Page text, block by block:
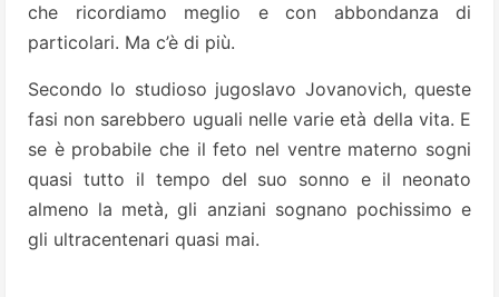
che ricordiamo meglio e con abbondanza di
particolari. Ma c’è di più.
Secondo lo studioso jugoslavo Jovanovich, queste
fasi non sarebbero uguali nelle varie età della vita. E
se è probabile che il feto nel ventre materno sogni
quasi tutto il tempo del suo sonno e il neonato
almeno la metà, gli anziani sognano pochissimo e
gli ultracentenari quasi mai.